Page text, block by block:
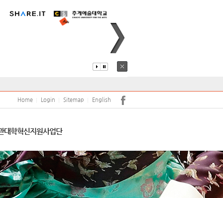
Home Login Sitemap English
(강사)채용
학보사 학생생활관학생상담센터
대학혁신지원사업단